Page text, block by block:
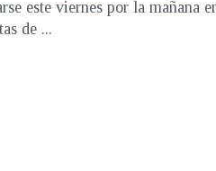
este viernes por la mañana
de ...